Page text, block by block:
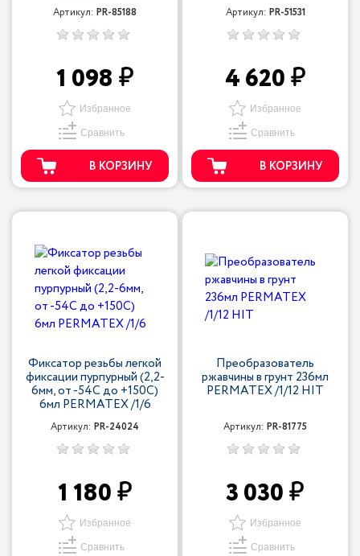
Артикул: PR-85188
1 098
Избранное
Сравнить
В КОРЗИНУ
Артикул: PR-51531
4 620
Избранное
Сравнить
В КОРЗИНУ
Фиксатор резьбы легкой
фиксации пурпурный (2,2-
6мм, от -54С до +150С)
6мл PERMATEX /1/6
Артикул: PR-24024
1 180
Избранное
Сравнить
Преобразователь
ржавчины в грунт 236мл
PERMATEX /1/12 HIT
Артикул: PR-81775
3 030
Избранное
Сравнить